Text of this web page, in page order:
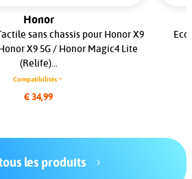
Honor
sans chassis pour Honor X9
X9 5G / Honor Magic4 Lite
(Relife)...
Compatibilités
€ 34,99
les produits